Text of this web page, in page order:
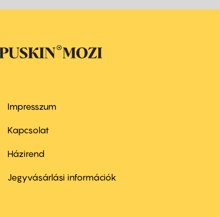
Footer
first
Impresszum
Kapcsolat
Footer
second
Házirend
Jegyvásárlási információk